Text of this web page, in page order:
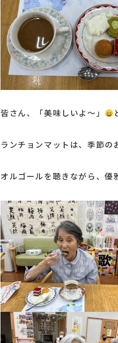
皆さん、「美味しいよ～」
ランチョンマットは、季節の
オルゴールを聴きながら、優